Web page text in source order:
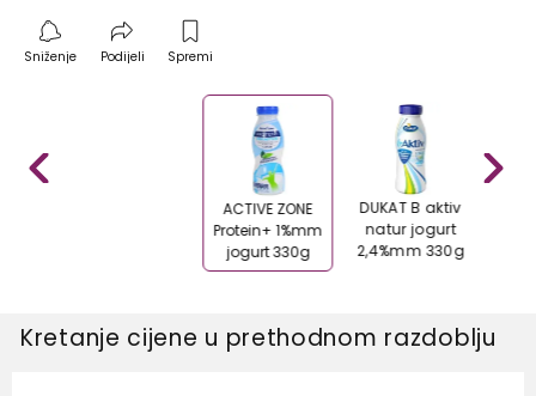
Sniženje Podijeli Spremi
ACTIVE ZONE
Protein+ 1%mm
jogurt 330g
DUKAT B aktiv
natur jogurt
2,4%mm 330g
Kretanje cijene u prethodnom razdoblju